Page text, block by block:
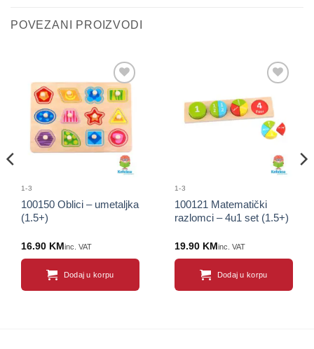
POVEZANI PROIZVODI
Sačuvaj
proizvod
1-3
100150 Oblici – umetaljka
(1.5+)
16.90 KM inc. VAT
Dodaj u korpu
proizvod
1-3
100121 Matematički
razlomci – 4u1 set (1.5+)
19.90 KM inc. VAT
Dodaj u korpu